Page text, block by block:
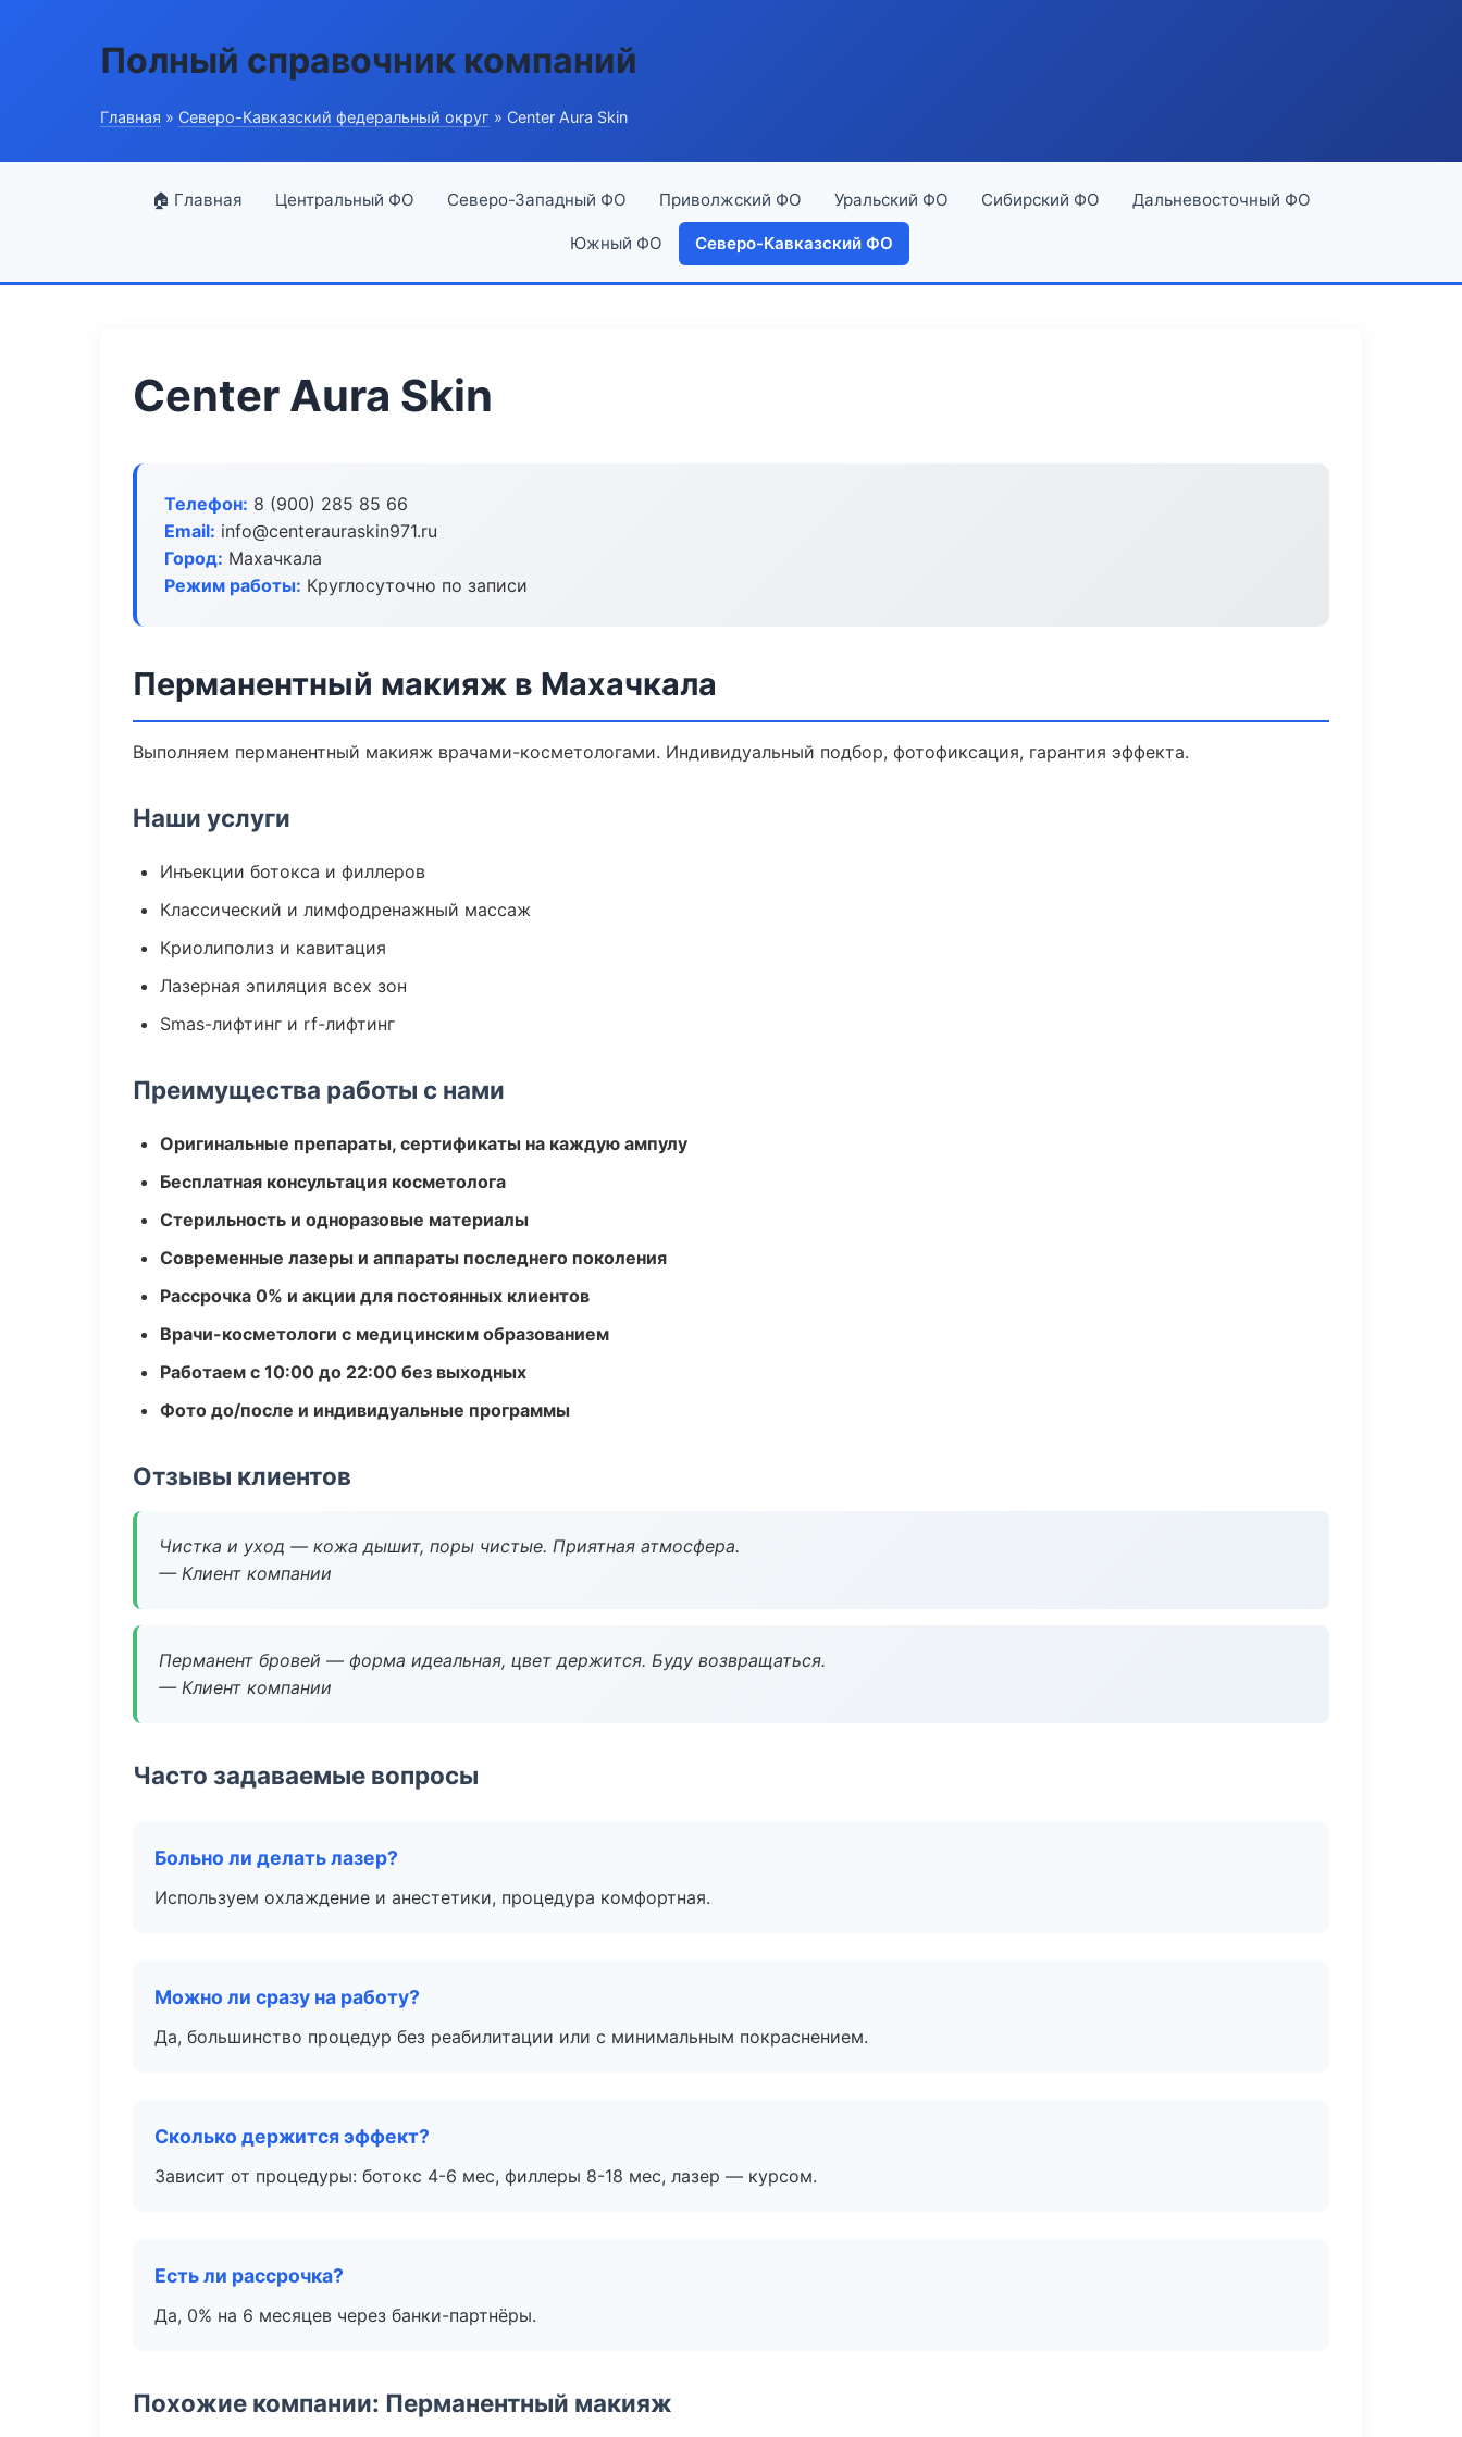
Полный справочник компаний
Главная » Северо-Кавказский федеральный округ » Center Aura Skin
🏠 Главная Центральный ФО Северо-Западный ФО Приволжский ФО Уральский ФО Сибирский ФО Дальневосточный ФО
Южный ФО Северо-Кавказский ФО
Center Aura Skin
Телефон: 8 (900) 285 85 66
Email: info@centerauraskin971.ru
Город: Махачкала
Режим работы: Круглосуточно по записи
Перманентный макияж в Махачкала
Выполняем перманентный макияж врачами-косметологами. Индивидуальный подбор, фотофиксация, гарантия эффекта.
Наши услуги
Инъекции ботокса и филлеров
Классический и лимфодренажный массаж
Криолиполиз и кавитация
Лазерная эпиляция всех зон
Smas-лифтинг и rf-лифтинг
Преимущества работы с нами
Оригинальные препараты, сертификаты на каждую ампулу
Бесплатная консультация косметолога
Стерильность и одноразовые материалы
Современные лазеры и аппараты последнего поколения
Рассрочка 0% и акции для постоянных клиентов
Врачи-косметологи с медицинским образованием
Работаем с 10:00 до 22:00 без выходных
Фото до/после и индивидуальные программы
Отзывы клиентов
Чистка и уход — кожа дышит, поры чистые. Приятная атмосфера.
— Клиент компании
Перманент бровей — форма идеальная, цвет держится. Буду возвращаться.
— Клиент компании
Часто задаваемые вопросы
Больно ли делать лазер?
Используем охлаждение и анестетики, процедура комфортная.
Можно ли сразу на работу?
Да, большинство процедур без реабилитации или с минимальным покраснением.
Сколько держится эффект?
Зависит от процедуры: ботокс 4-6 мес, филлеры 8-18 мес, лазер — курсом.
Есть ли рассрочка?
Да, 0% на 6 месяцев через банки-партнёры.
Похожие компании: Перманентный макияж